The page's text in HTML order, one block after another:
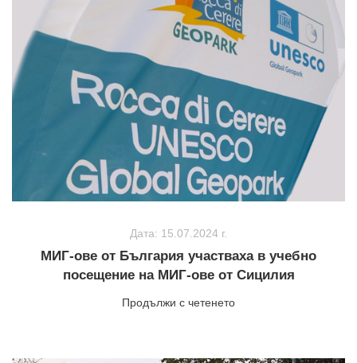
Дата: 15.07.2024 г.
МИГ-ове от България участваха в учебно
посещение на МИГ-ове от Сицилия
Продължи с четенето